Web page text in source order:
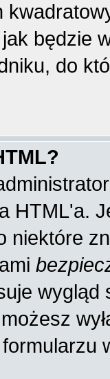
będzie
do
HTML'a.
wygląd